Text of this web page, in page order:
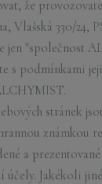
že
Vlašská 330/24,
jen "společnost
s podmínkami
stránek
a
Jakékoli